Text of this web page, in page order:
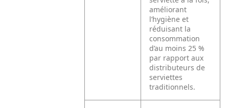
améliorant
l’hygiène et
réduisant la
consommation
d’au moins 25 %
par rapport aux
distributeurs de
serviettes
traditionnels.